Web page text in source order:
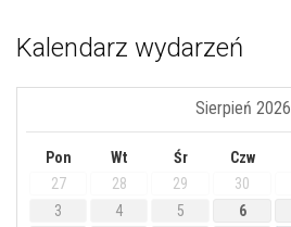
Kalendarz wydarzeń
Sierpień 2026
Pon Wt Śr Czw
27
28 29 30
3
4 5 6